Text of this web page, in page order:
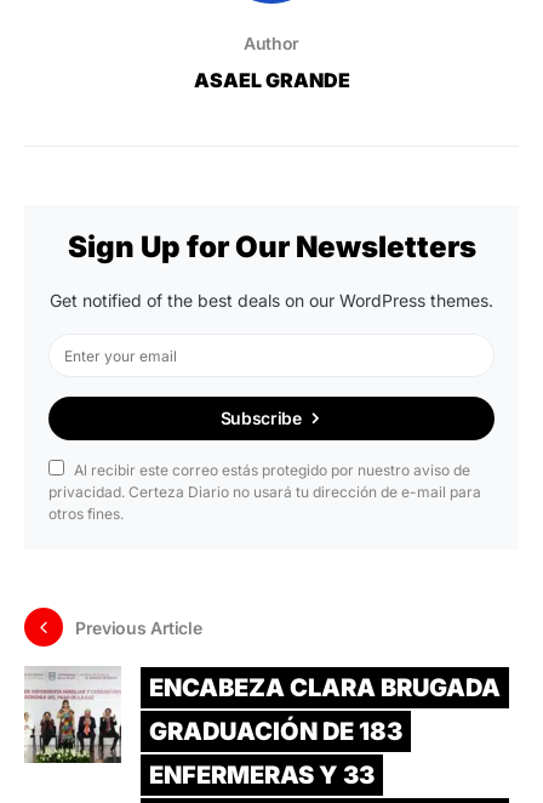
Author
ASAEL GRANDE
Sign Up for Our Newsletters
Get notified of the best deals on our WordPress themes.
Subscribe
Al recibir este correo estás protegido por nuestro aviso de
privacidad. Certeza Diario no usará tu dirección de e-mail para
otros fines.
Previous Article
ENCABEZA CLARA BRUGADA
GRADUACIÓN DE 183
ENFERMERAS Y 33